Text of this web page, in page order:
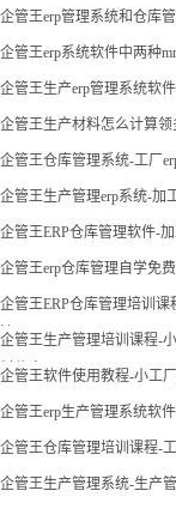
企管王erp管理系统和仓库
企管王erp系统软件中两种
企管王生产erp管理系统软
企管王生产材料怎么计算
企管王仓库管理系统-工厂
现
企管王生产管理erp系统-加
企管王ERP仓库管理软件-
企管王erp仓库管理自学免
企管王ERP仓库管理培训
法
企管王生产管理培训课程-
料信息
企管王软件使用教程-小工
企管王erp生产管理系统软
企管王仓库管理培训课程-
企管王生产管理系统-生产